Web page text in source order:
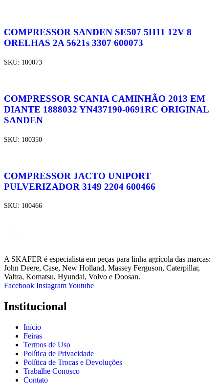
COMPRESSOR SANDEN SE507 5H11 12V 8
ORELHAS 2A 5621s 3307 600073
SKU: 100073
COMPRESSOR SCANIA CAMINHÃO 2013 EM
DIANTE 1888032 YN437190-0691RC ORIGINAL
SANDEN
SKU: 100350
COMPRESSOR JACTO UNIPORT
PULVERIZADOR 3149 2204 600466
SKU: 100466
A SKAFER é especialista em peças para linha agrícola das marcas:
John Deere, Case, New Holland, Massey Ferguson, Caterpillar,
Valtra, Komatsu, Hyundai, Volvo e Doosan.
Facebook InstagramYoutube
Institucional
Início
Feiras
Termos de Uso
Política de Privacidade
Política de Trocas e Devoluções
Trabalhe Conosco
Contato